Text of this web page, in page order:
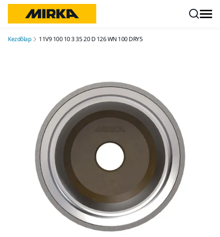
Kezdőlap 11V9 100 10 3 35 20 D 126 WN 100 DRY5